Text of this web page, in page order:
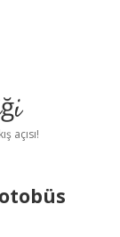
açısı!